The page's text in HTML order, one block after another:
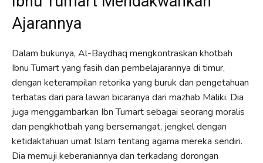
Ajarannya
Dalam bukunya, Al-Baydhaq mengkontraskan khotbah
Ibnu Tumart yang fasih dan pembelajarannya di timur,
dengan keterampilan retorika yang buruk dan pengetahuan
terbatas dari para lawan bicaranya dari mazhab Maliki. Dia
juga menggambarkan Ibn Tumart sebagai seorang moralis
dan pengkhotbah yang bersemangat, jengkel dengan
ketidaktahuan umat Islam tentang agama mereka sendiri.
Dia memuji keberaniannya dan terkadang dorongan